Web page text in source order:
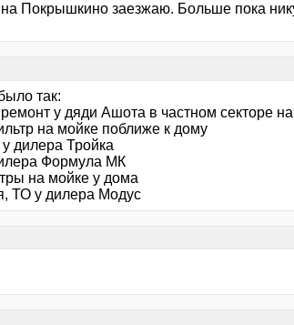
Покрышкино заезжаю. Больше пока
так:
у дяди Ашота в частном секторе
на мойке поближе к дому
дилера Тройка
Формула МК
на мойке у дома
ТО у дилера Модус